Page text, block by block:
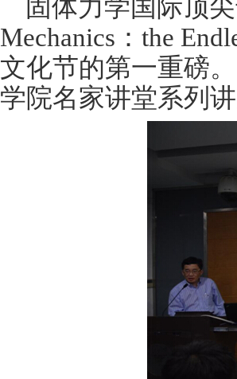
固体力学国际顶
Mechanics ： the
文化节的第一重磅
学院名家讲堂系列